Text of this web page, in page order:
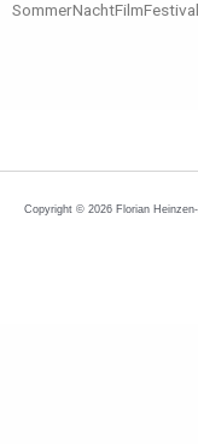
Copyright © 2026 Florian